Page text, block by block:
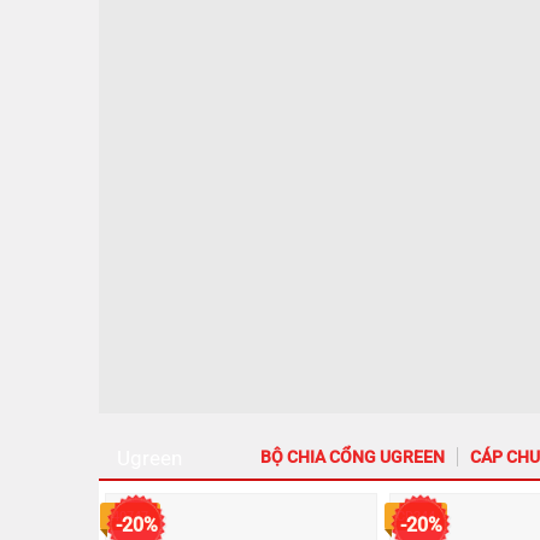
BỘ CHIA CỔNG UGREEN CÁP
40747
-20% CD244
-20%